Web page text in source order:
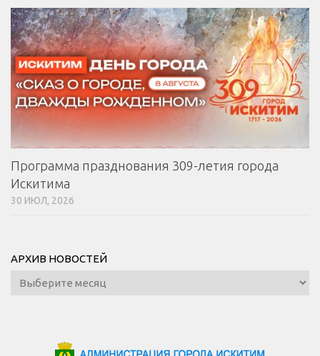
Программа празднования 309-летия города
Искитима
30 ИЮЛ, 2026
АРХИВ НОВОСТЕЙ
Архив
новостей